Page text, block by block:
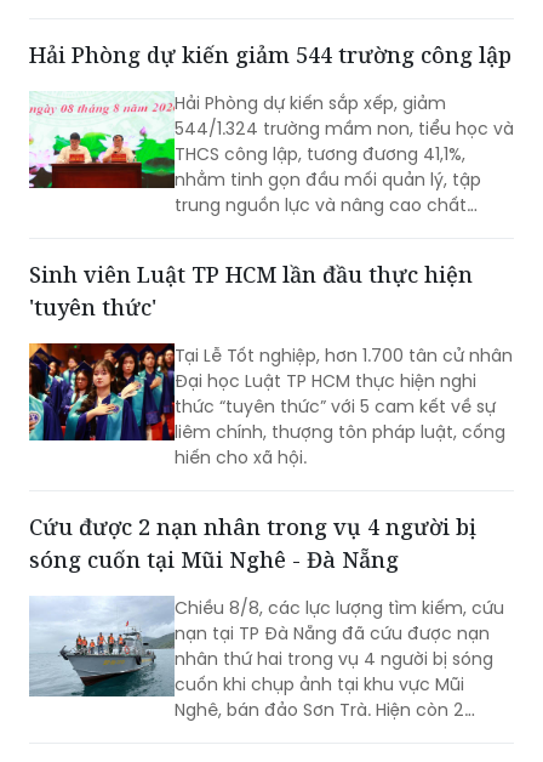
đến việc đổ, chôn lấp trái phép hơn
400 tấn bê tông thải ra môi trường.
Hải Phòng dự kiến giảm 544 trường công lập
Hải Phòng dự kiến sắp xếp, giảm
544/1.324 trường mầm non, tiểu học và
THCS công lập, tương đương 41,1%,
nhằm tinh gọn đầu mối quản lý, tập
trung nguồn lực và nâng cao chất
Sinh viên Luật TP HCM lần đầu thực hiện
'tuyên thức'
Tại Lễ Tốt nghiệp, hơn 1.700 tân cử nhân
Đại học Luật TP HCM thực hiện nghi
thức “tuyên thức” với 5 cam kết về sự
liêm chính, thượng tôn pháp luật, cống
hiến cho xã hội.
Cứu được 2 nạn nhân trong vụ 4 người bị
sóng cuốn tại Mũi Nghê - Đà Nẵng
Chiều 8/8, các lực lượng tìm kiếm, cứu
nạn tại TP Đà Nẵng đã cứu được nạn
nhân thứ hai trong vụ 4 người bị sóng
cuốn khi chụp ảnh tại khu vực Mũi
Nghê, bán đảo Sơn Trà. Hiện còn 2